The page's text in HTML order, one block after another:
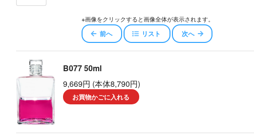
大天使エアコンディショナー
ローズウォータ
その他のオーラソーマ製品
オーラソーマ書籍
音楽ＣＤ
※画像をクリックすると画像全体が表示されます。
前へ リスト 次へ
B077 50ml
9,669円 (本体8,790円)
お買物かごに入れる